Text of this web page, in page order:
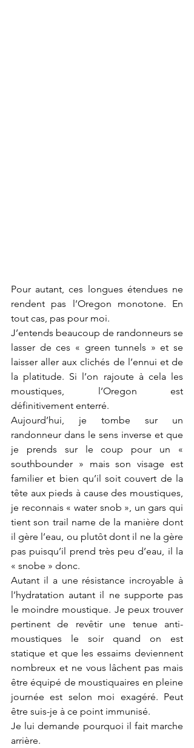
Pour autant, ces longues étendues ne
rendent pas l’Oregon monotone. En
tout cas, pas pour moi.
J’entends beaucoup de randonneurs se
lasser de ces « green tunnels » et se
laisser aller aux clichés de l’ennui et de
la platitude. Si l’on rajoute à cela les
moustiques, l’Oregon est
définitivement enterré.
Aujourd’hui, je tombe sur un
randonneur dans le sens inverse et que
je prends sur le coup pour un «
southbounder » mais son visage est
familier et bien qu’il soit couvert de la
tête aux pieds à cause des moustiques,
je reconnais « water snob », un gars qui
tient son trail name de la manière dont
il gère l’eau, ou plutôt dont il ne la gère
pas puisqu’il prend très peu d’eau, il la
« snobe » donc.
Autant il a une résistance incroyable à
l’hydratation autant il ne supporte pas
le moindre moustique. Je peux trouver
pertinent de revêtir une tenue anti-
moustiques le soir quand on est
statique et que les essaims deviennent
nombreux et ne vous lâchent pas mais
être équipé de moustiquaires en pleine
journée est selon moi exagéré. Peut
être suis-je à ce point immunisé.
Je lui demande pourquoi il fait marche
arrière.